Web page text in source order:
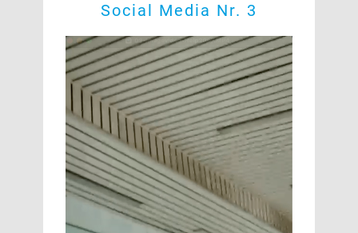
Social Media Nr. 3